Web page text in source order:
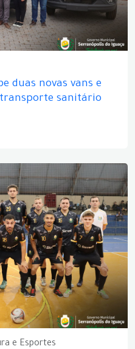
duas novas vans e
sanitário
e Esportes